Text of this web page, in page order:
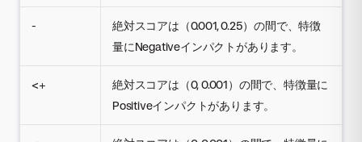
-
絶対スコアは（0.001, 0.25）の間で、特徴
量にNegativeインパクトがあります。
<+
絶対スコアは（0, 0.001）の間で、特徴量に
Positiveインパクトがあります。